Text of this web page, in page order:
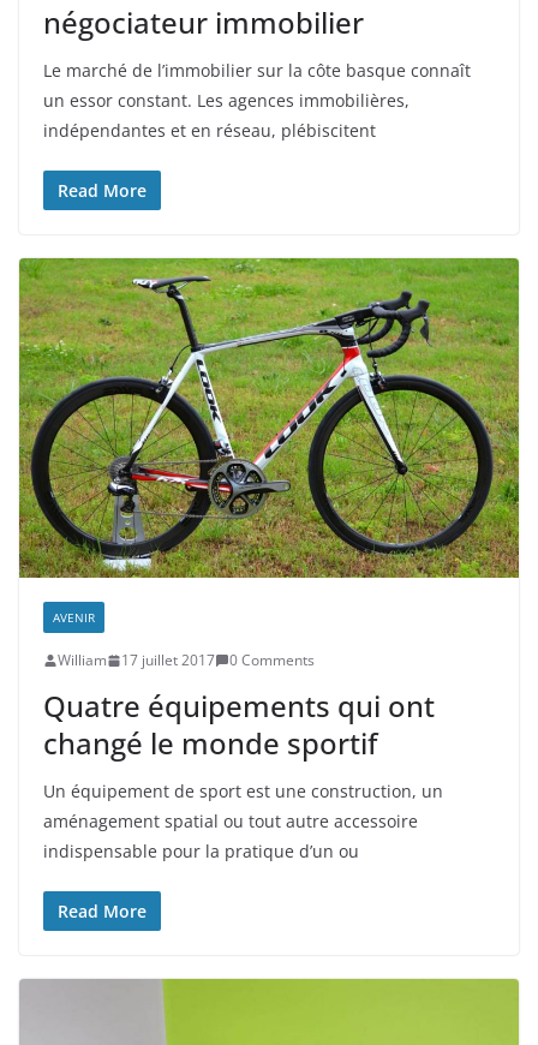
négociateur immobilier
Le marché de l’immobilier sur la côte basque connaît
un essor constant. Les agences immobilières,
indépendantes et en réseau, plébiscitent
Read More
AVENIR
William 17 juillet 2017 0 Comments
Quatre équipements qui ont
changé le monde sportif
Un équipement de sport est une construction, un
aménagement spatial ou tout autre accessoire
indispensable pour la pratique d’un ou
Read More